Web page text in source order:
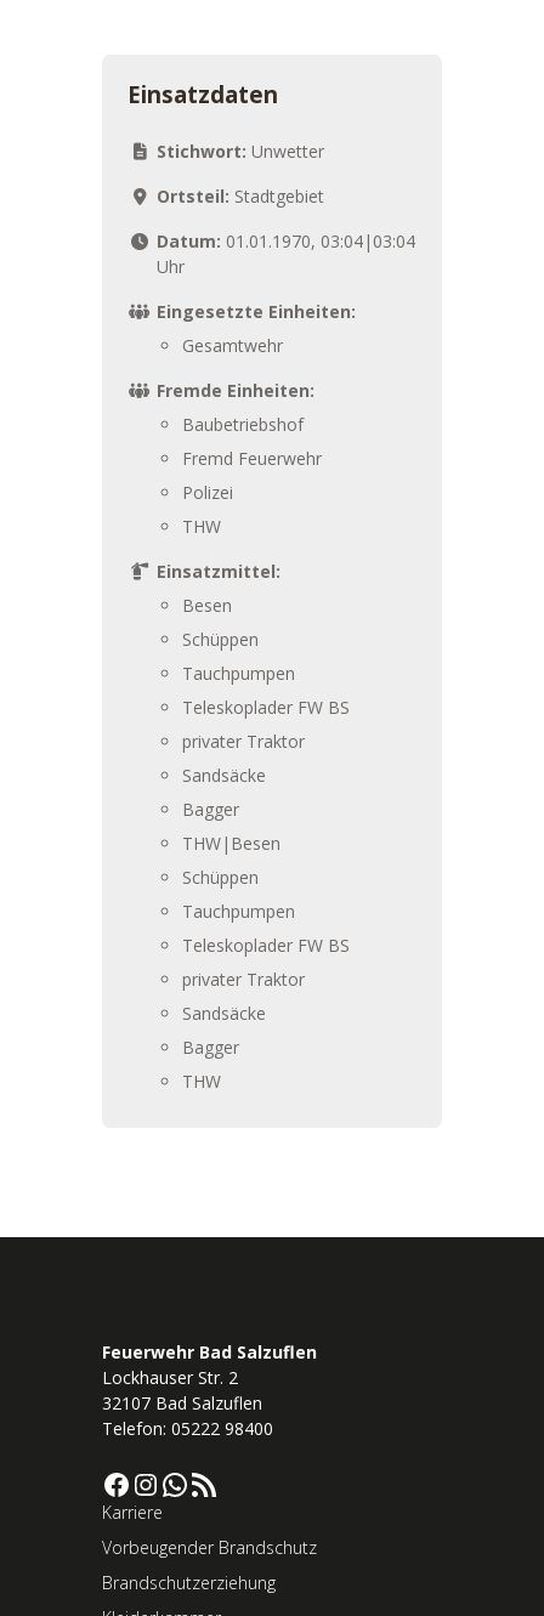
Einsatzdaten
Stichwort: Unwetter
Ortsteil: Stadtgebiet
Datum: 01.01.1970, 03:04|03:04
Uhr
Eingesetzte Einheiten:
Gesamtwehr
Fremde Einheiten:
Baubetriebshof
Fremd Feuerwehr
Polizei
THW
Einsatzmittel:
Besen
Schüppen
Tauchpumpen
Teleskoplader FW BS
privater Traktor
Sandsäcke
Bagger
THW|Besen
Schüppen
Tauchpumpen
Teleskoplader FW BS
privater Traktor
Sandsäcke
Bagger
THW
Feuerwehr Bad Salzuflen
Lockhauser Str. 2
32107 Bad Salzuflen
Telefon: 05222 98400
Facebook InstagramWhatsApp RSS-Feed
Karriere
Vorbeugender Brandschutz
Brandschutzerziehung